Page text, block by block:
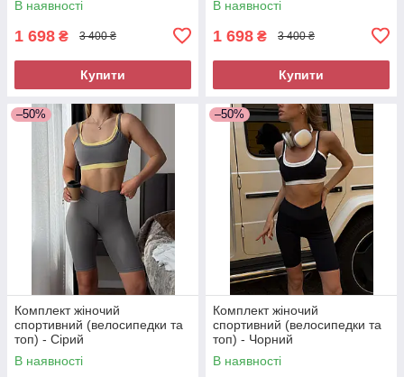
В наявності
1 698 ₴ 3 400 ₴
Купити
В наявності
1 698 ₴ 3 400 ₴
Купити
–50%
Комплект жіночий
спортивний (велосипедки та
топ) - Сірий
В наявності
–50%
Комплект жіночий
спортивний (велосипедки та
топ) - Чорний
В наявності